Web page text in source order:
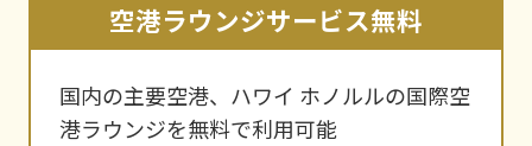
空港ラウンジサービス無料
国内の主要空港、ハワイ ホノルルの国際空
港ラウンジを無料で利用可能